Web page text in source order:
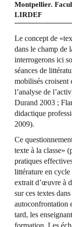
Montpellier.
LIRDEF
Le concept de
dans le champ de
interrogerons ici
séances de
mobilisés croisent
l’analyse de
Durand 2003 ;
didactique
2009).
Ce
texte à la classe»
pratiques
littérature en
extrait d’œuvre à
sur ces textes
autoconfrontation
tard, les
formation. Les